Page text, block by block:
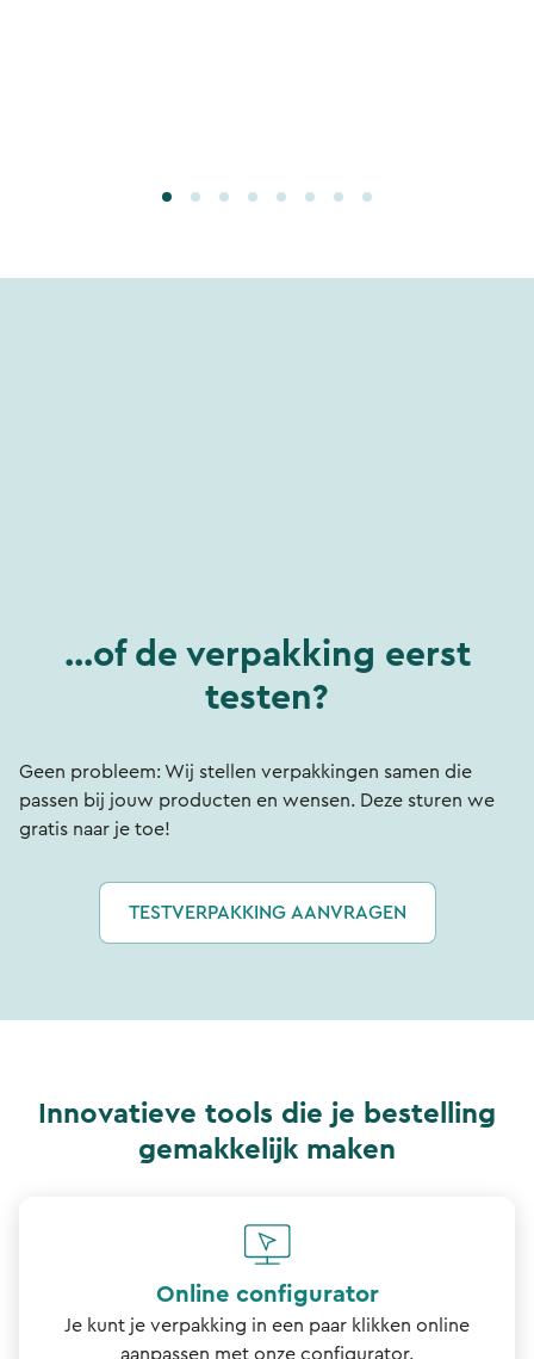
...of de verpakking eerst
testen?
Geen probleem: Wij stellen verpakkingen samen die
passen bij jouw producten en wensen. Deze sturen we
gratis naar je toe!
TESTVERPAKKING AANVRAGEN
Innovatieve tools die je bestelling
gemakkelijk maken
Online configurator
Je kunt je verpakking in een paar klikken online
aanpassen met onze configurator.